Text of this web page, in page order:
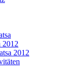
2012
2012